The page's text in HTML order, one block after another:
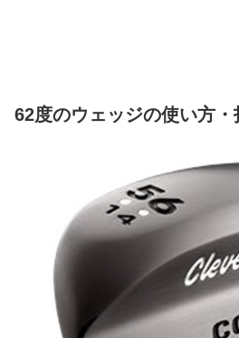
62度のウェッジの使い方・